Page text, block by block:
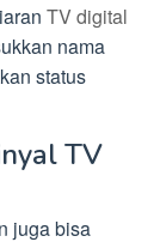
TV digital
nama
status
TV
juga bisa